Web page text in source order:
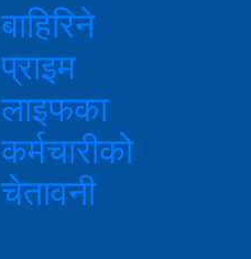
बाहिरिने
प्राइम
लाइफका
कर्मचारीको
चेतावनी